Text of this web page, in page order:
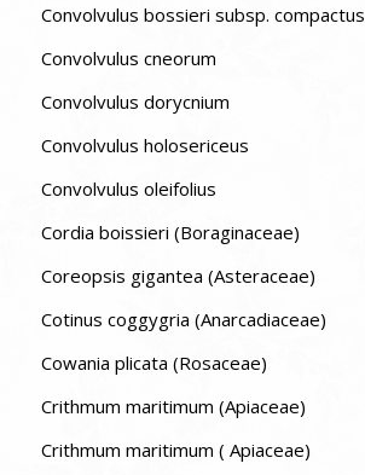
Convolvulus bossieri subsp. compactus
Convolvulus cneorum
Convolvulus dorycnium
Convolvulus holosericeus
Convolvulus oleifolius
Cordia boissieri (Boraginaceae)
Coreopsis gigantea (Asteraceae)
Cotinus coggygria (Anarcadiaceae)
Cowania plicata (Rosaceae)
Crithmum maritimum (Apiaceae)
Crithmum maritimum ( Apiaceae)